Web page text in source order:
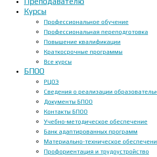
Курсы
Профессиональное обучение
Профессиональная переподготовка
Повышение квалификации
Краткосрочные программы
Все курсы
БПОО
РЦОЭ
Сведения о реализации
Документы БПОО
Контакты БПОО
Учебно-методическое обеспечение
Банк адаптированных программ
Материально-техническое
Профориентация и трудоустройство